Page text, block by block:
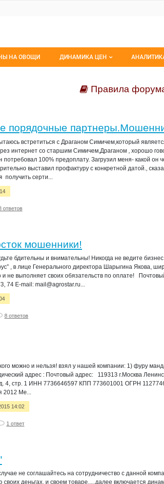
НА ОВОЩИ ДИНАМИКА ЦЕН
Правила
порядочные
встретиться с Драганом Симичем,который
интернет со старшим Симичем,Драганом , хорошо
100% предоплату. Загрузил меня- какой он
выставил профактуру с конкретной датой.,
серти...
ответов
мошенники!
бдительны и внимательны! Никогда не ведите
, в лице Генерального директора Шарыгина Якова,
не выполняет своих обязательств по оплате!
74 E-mail: mail@agrostar.ru...
8 ответов
можно и нельзя! взял у нашей компании: 1) фуру
адрес : Почтовый адрес: 119313 г.Москва
4, стр. 1 ИНН 7736646597 КПП 773601001 ОГРН
2012 Ме...
14:02
1 ответ
не соглашайтесь на сотрудничество с данной
деньгах, и своем товаре.....далее включается